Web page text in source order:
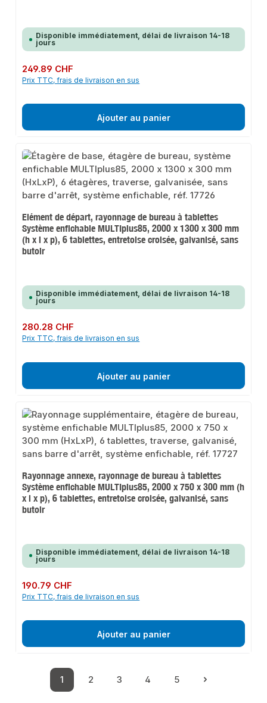
Disponible immédiatement, délai de livraison 14-18
jours
Prix régulier :
249.89 CHF
Prix TTC, frais de livraison en sus
Ajouter au panier
Elément de départ, rayonnage de bureau à tablettes
Système enfichable MULTIplus85, 2000 x 1300 x 300 mm
(h x l x p), 6 tablettes, entretoise croisée, galvanisé, sans
butoir
Disponible immédiatement, délai de livraison 14-18
jours
Prix régulier :
280.28 CHF
Prix TTC, frais de livraison en sus
Ajouter au panier
Rayonnage annexe, rayonnage de bureau à tablettes
Système enfichable MULTIplus85, 2000 x 750 x 300 mm (h
x l x p), 6 tablettes, entretoise croisée, galvanisé, sans
butoir
Disponible immédiatement, délai de livraison 14-18
jours
Prix régulier :
190.79 CHF
Prix TTC, frais de livraison en sus
Ajouter au panier
Page
1
Page
2
Page
3
Page
4
Page
5